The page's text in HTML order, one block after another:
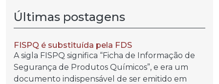
Últimas postagens
FISPQ é substituída pela FDS
A sigla FISPQ significa “Ficha de Informação de
Segurança de Produtos Químicos”, e era um
documento indispensável de ser emitido em